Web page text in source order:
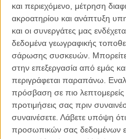
και περιεχόμενο, μέτρηση
ακροατηρίου και ανάπτυξη
και οι συνεργάτες μας
δεδομένα γεωγραφικής
σάρωσης συσκευών. Μπορείτε
στην επεξεργασία από εμάς
περιγράφεται παραπάνω.
πρόσβαση σε πιο λεπτομερείς
προτιμήσεις σας πριν
συναινέσετε. Λάβετε υπόψη
προσωπικών σας δεδομένων
Τα «Παράσιτα» είναι η πρώτη
Οσκαρ Καλύτερης Ταινίας. Το
- γαλλική παραγωγή - το 2011
επειδή ήταν βωβό. Είναι η
προτείνεται ποτέ για Οσκαρ
η τρίτη ξενόγλωση ταινία που
συνολικά τέσσερα. Τέσσερα
Αλέξανδρος» (Σουηδία) και το
τρίτη μόλις ταινία στην
Κάννες και το Οσκαρ
Σαββατοκύριακο» του Μπίλι